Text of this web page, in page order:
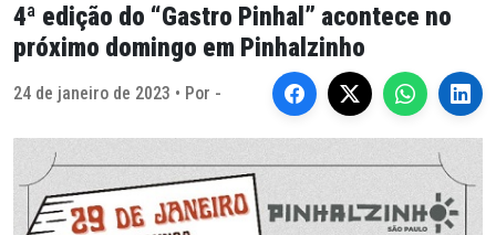
4ª edição do “Gastro Pinhal” acontece no
próximo domingo em Pinhalzinho
24 de janeiro de 2023 • Por -